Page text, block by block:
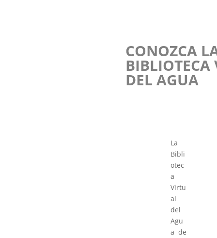
CONOZCA
BIBLIOTECA
DEL AGUA
La
Bibli
otec
a
Virtu
al
del
Agu
a de